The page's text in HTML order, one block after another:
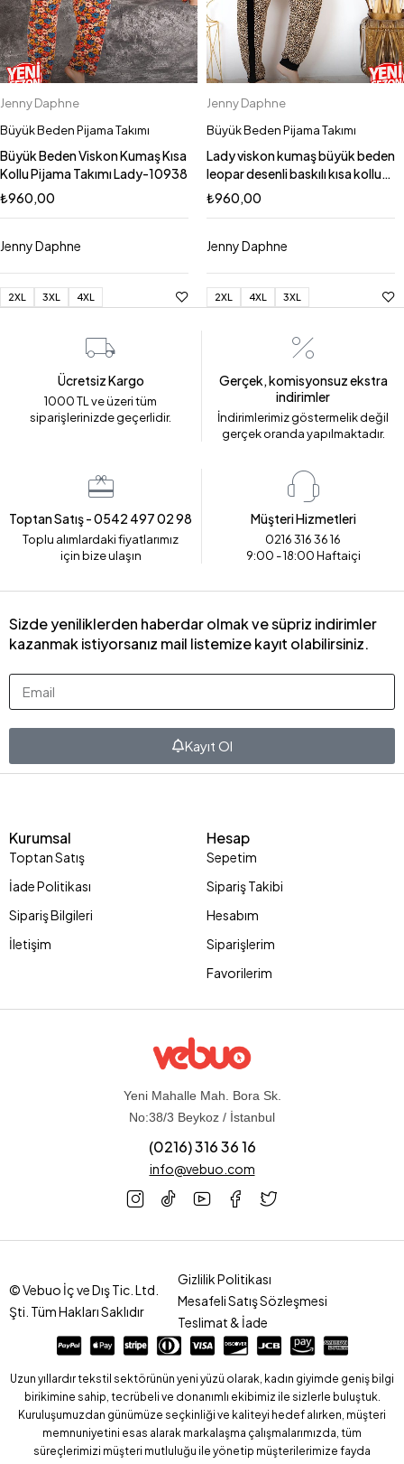
Jenny Daphne
Büyük Beden Pijama Takımı
Büyük Beden Viskon Kumaş Kısa
Kollu Pijama Takımı Lady-10938
₺960,00
Jenny Daphne
2XL 3XL 4XL
Jenny Daphne
Büyük Beden Pijama Takımı
Lady viskon kumaş büyük beden
leopar desenli baskılı kısa kollu
uzun pijama takımı 10987
₺960,00
Jenny Daphne
2XL 4XL 3XL
Ücretsiz Kargo
1000 TL ve üzeri tüm
siparişlerinizde geçerlidir.
Gerçek, komisyonsuz ekstra
indirimler
İndirimlerimiz göstermelik değil
gerçek oranda yapılmaktadır.
Toptan Satış - 0542 497 02 98
Toplu alımlardaki fiyatlarımız
için bize ulaşın
Müşteri Hizmetleri
0216 316 36 16
9:00 - 18:00 Haftaiçi
Yeni Mahalle Mah. Bora Sk.
No:38/3 Beykoz / İstanbul
(0216) 316 36 16
info@vebuo.com
Kurumsal
Toptan Satış
İade Politikası
Sipariş Bilgileri
İletişim
Hesap
Sepetim
Sipariş Takibi
Hesabım
Siparişlerim
Favorilerim
Sizde yeniliklerden haberdar olmak ve süpriz indirimler
kazanmak istiyorsanız mail listemize kayıt olabilirsiniz.
Kayıt Ol
© Vebuo İç ve Dış Tic. Ltd.
Şti. Tüm Hakları Saklıdır
Gizlilik Politikası
Mesafeli Satış Sözleşmesi
Teslimat & İade
Uzun yıllardır tekstil sektörünün yeni yüzü olarak, kadın giyimde geniş bilgi
birikimine sahip, tecrübeli ve donanımlı ekibimiz ile sizlerle buluştuk.
Kuruluşumuzdan günümüze seçkinliği ve kaliteyi hedef alırken, müşteri
memnuniyetini esas alarak markalaşma çalışmalarımızda, tüm
süreçlerimizi müşteri mutluluğu ile yönetip müşterilerimize fayda